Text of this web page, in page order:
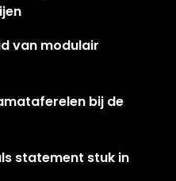
van modulair
bij de
statement stuk in